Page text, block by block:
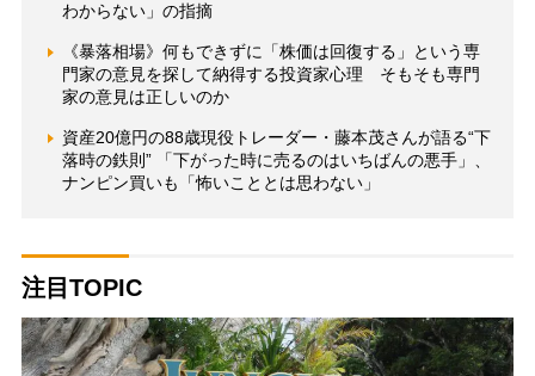
わからない」の指摘
《暴落相場》何もできずに「株価は回復する」という専
門家の意見を探して納得する投資家心理 そもそも専門
家の意見は正しいのか
資産20億円の88歳現役トレーダー・藤本茂さんが語る“下
落時の鉄則” 「下がった時に売るのはいちばんの悪手」、
ナンピン買いも「怖いこととは思わない」
注目TOPIC